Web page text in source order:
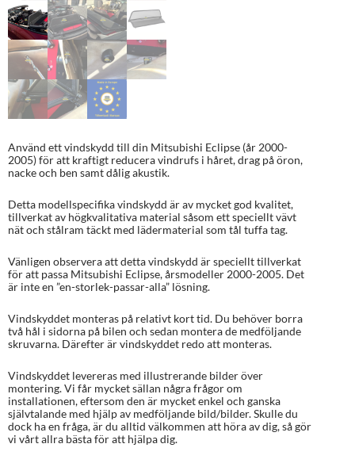
Använd ett vindskydd till din Mitsubishi Eclipse (år 2000-
2005) för att kraftigt reducera vindrufs i håret, drag på öron,
nacke och ben samt dålig akustik.
Detta modellspecifika vindskydd är av mycket god kvalitet,
tillverkat av högkvalitativa material såsom ett speciellt vävt
nät och stålram täckt med lädermaterial som tål tuffa tag.
Vänligen observera att detta vindskydd är speciellt tillverkat
för att passa Mitsubishi Eclipse, årsmodeller 2000-2005. Det
är inte en ”en-storlek-passar-alla” lösning.
Vindskyddet monteras på relativt kort tid. Du behöver borra
två hål i sidorna på bilen och sedan montera de medföljande
skruvarna. Därefter är vindskyddet redo att monteras.
Vindskyddet levereras med illustrerande bilder över
montering. Vi får mycket sällan några frågor om
installationen, eftersom den är mycket enkel och ganska
självtalande med hjälp av medföljande bild/bilder. Skulle du
dock ha en fråga, är du alltid välkommen att höra av dig, så gör
vi vårt allra bästa för att hjälpa dig.